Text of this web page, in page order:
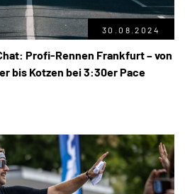
30.08.2024
Profi-Rennen Frankfurt – von
bis Kotzen bei 3:30er Pace